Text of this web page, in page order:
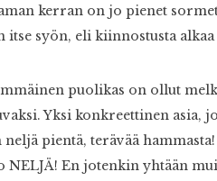
kerran on jo pienet
itse syön, eli kiinnostusta
puolikas on ollut
Yksi konkreettinen asia,
neljä pientä, terävää
NELJÄ! En jotenkin yhtään